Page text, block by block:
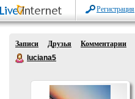
Регистрация
Записи Друзья
Комментарии
luciana5